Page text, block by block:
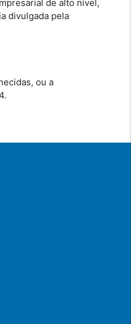
de alto nível,
divulgada pela
ou a